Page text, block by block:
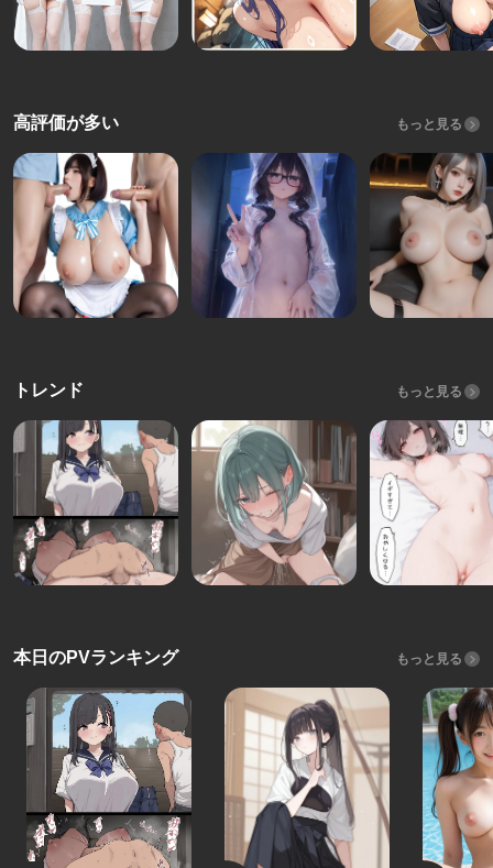
高評価が多い もっと見る
トレンド もっと見る
本日のPVランキング もっと見る